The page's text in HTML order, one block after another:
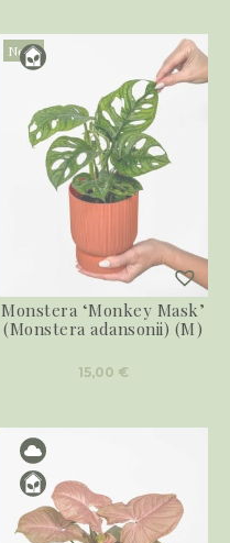
Novo
Monstera ‘Monkey Mask’
(Monstera adansonii) (M)
15,00 €